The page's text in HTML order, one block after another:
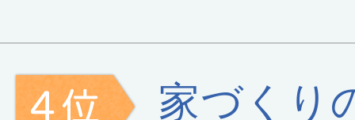
家づくり